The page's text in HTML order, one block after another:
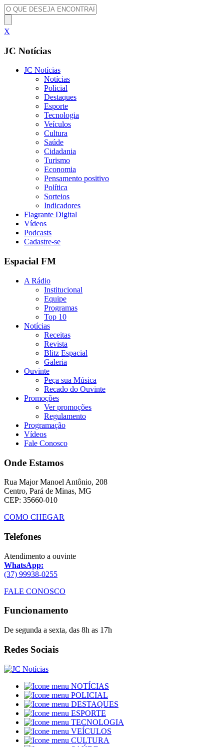
X
JC Notícias
JC Notícias
Notícias
Policial
Destaques
Esporte
Tecnologia
Veículos
Cultura
Saúde
Cidadania
Turismo
Economia
Pensamento positivo
Política
Sorteios
Indicadores
Flagrante Digital
Vídeos
Podcasts
Cadastre-se
Espacial FM
A Rádio
Institucional
Equipe
Programas
Top 10
Notícias
Receitas
Revista
Blitz Espacial
Galeria
Ouvinte
Peça sua Música
Recado do Ouvinte
Promoções
Ver promoções
Regulamento
Programação
Vídeos
Fale Conosco
Onde Estamos
Rua Major Manoel Antônio, 208
Centro, Pará de Minas, MG
CEP: 35660-010
COMO CHEGAR
Telefones
Atendimento a ouvinte
WhatsApp:
(37) 99938-0255
FALE CONOSCO
Funcionamento
De segunda a sexta, das 8h as 17h
Redes Sociais
NOTÍCIAS
POLICIAL
DESTAQUES
ESPORTE
TECNOLOGIA
VEÍCULOS
CULTURA